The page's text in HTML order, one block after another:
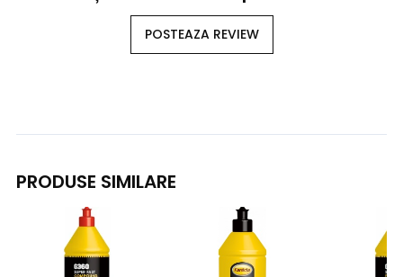
POSTEAZA REVIEW
PRODUSE SIMILARE